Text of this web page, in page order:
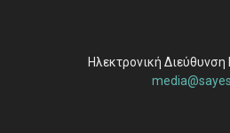
Ηλεκτρονική Διεύθυνση